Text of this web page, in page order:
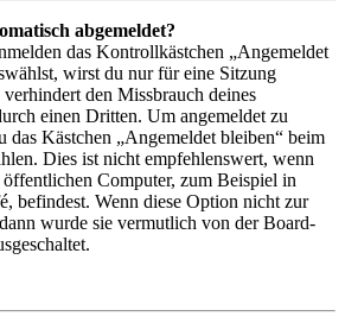
abgemeldet?
das Kontrollkästchen „Angemeldet
wirst du nur für eine Sitzung
den Missbrauch deines
einen Dritten. Um angemeldet zu
das Kästchen „Angemeldet bleiben“ beim
Dies ist nicht empfehlenswert, wenn
Computer, zum Beispiel in
befindest. Wenn diese Option nicht zur
wurde sie vermutlich von der Board-